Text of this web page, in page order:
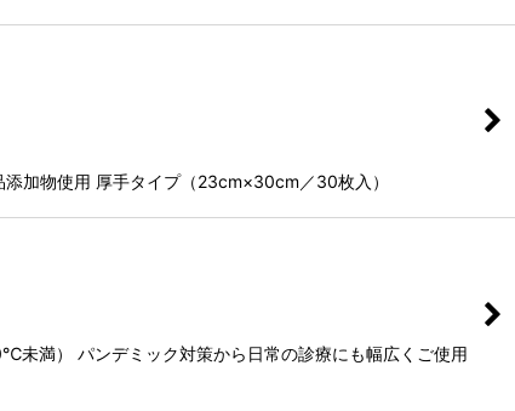
加物使用 厚手タイプ（23cm×30cm／30枚入）
満） パンデミック対策から日常の診療にも幅広くご使用